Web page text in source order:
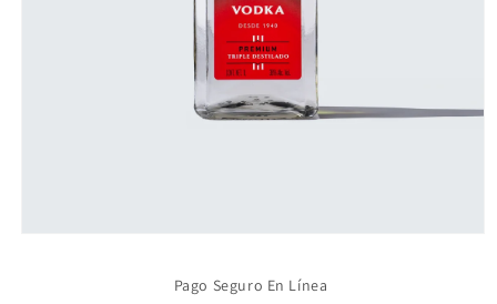
Pago Seguro En Línea